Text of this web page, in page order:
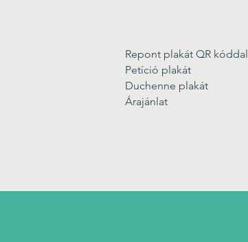
Repont plakát QR kóddal
Petíció plakát
Duchenne plakát
Árajánlat